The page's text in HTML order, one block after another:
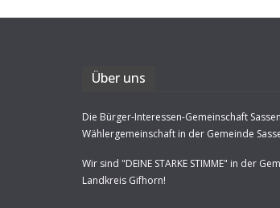
Über uns
Die Bürger-Interessen-Gemeinschaft
Wählergemeinschaft in der Gemeinde
Wir sind "DEINE STARKE STIMME" in der
Landkreis Gifhorn!